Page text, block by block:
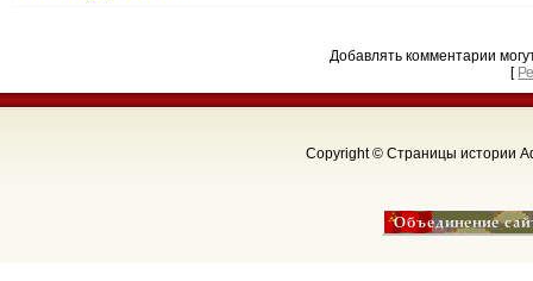
Добавлять комментарии
[
Copyright © Страницы истории